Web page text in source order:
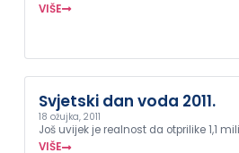
VIŠE
Svjetski dan voda 2011.
18 ožujka, 2011
Još uvijek je realnost da otprilike 1,1
VIŠE